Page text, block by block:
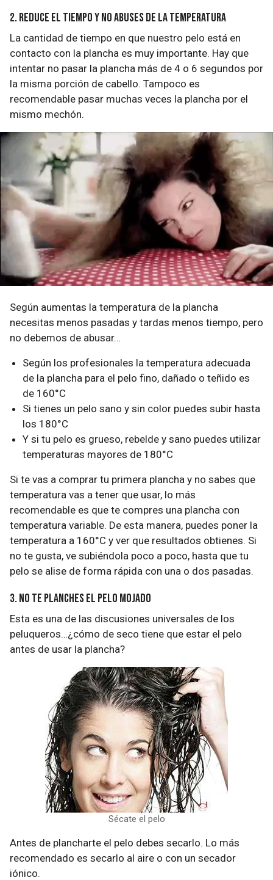
2. Reduce el tiempo y no abuses de la temperatura
La cantidad de tiempo en que nuestro pelo está en
contacto con la plancha es muy importante. Hay que
intentar no pasar la plancha más de 4 o 6 segundos por
la misma porción de cabello. Tampoco es
recomendable pasar muchas veces la plancha por el
mismo mechón.
Según aumentas la temperatura de la plancha
necesitas menos pasadas y tardas menos tiempo, pero
no debemos de abusar…
Según los profesionales la temperatura adecuada
de la plancha para el pelo fino, dañado o teñido es
de 160°C
Si tienes un pelo sano y sin color puedes subir hasta
los 180°C
Y si tu pelo es grueso, rebelde y sano puedes utilizar
temperaturas mayores de 180°C
Si te vas a comprar tu primera plancha y no sabes que
temperatura vas a tener que usar, lo más
recomendable es que te compres una plancha con
temperatura variable. De esta manera, puedes poner la
temperatura a 160°C y ver que resultados obtienes. Si
no te gusta, ve subiéndola poco a poco, hasta que tu
pelo se alise de forma rápida con una o dos pasadas.
3. No te planches el pelo mojado
Esta es una de las discusiones universales de los
peluqueros…¿cómo de seco tiene que estar el pelo
antes de usar la plancha?
Sécate el pelo
Antes de plancharte el pelo debes secarlo. Lo más
recomendado es secarlo al aire o con un secador
iónico.